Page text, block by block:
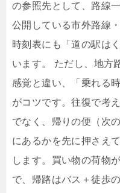
の参照先として、路線
公開している市外路線
時刻表にも「道の駅は
います。 ただし、地方
感覚と違い、「乗れる
がコツです。往復で考
でなく、帰りの便（次
にあるかを先に押さえ
します。買い物の荷物
で、帰路はバス＋徒歩